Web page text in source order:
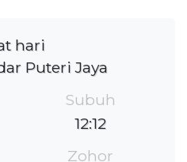
hari
Puteri Jaya
Subuh
12:12
Zohor